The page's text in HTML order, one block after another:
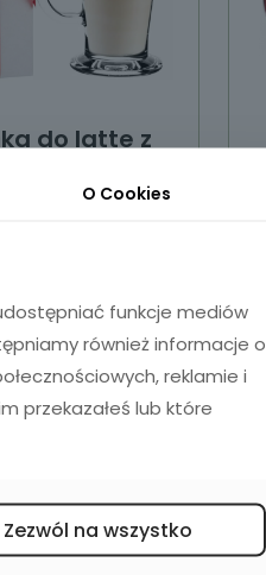
do latte z
do koszyka
O Cookies
funkcje mediów
również informacje o
reklamie i
przekazałeś lub które
Zezwól na wszystko